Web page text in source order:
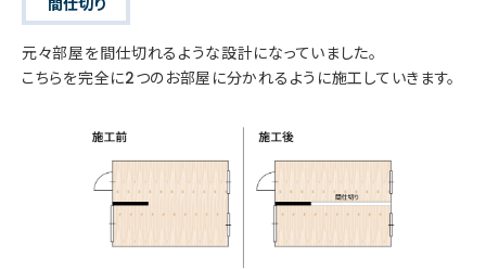
元々部屋を間仕切れるような設計になっていました。
こちらを完全に2つのお部屋に分かれるように施工していきます。